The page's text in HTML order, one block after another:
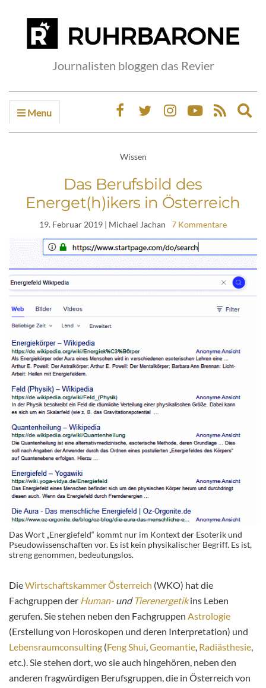
Journalisten bloggen das Revier
Menu
Wissen
Das Berufsbild des
Energet(h)ikers in Österreich
19. Februar 2019 | Michael Jachan 7 Kommentare
Das Wort „Energiefeld“ kommt nur im Kontext der Esoterik und
Pseudowissenschaften vor. Es ist kein physikalischer Begriff. Es ist,
streng genommen, bedeutungslos.
DieWirtschaftskammer Österreich (WKO) hat die
Fachgruppen der Human- und Tierenergetikins Leben
gerufen. Sie stehen neben den Fachgruppen Astrologie
(Erstellung von Horoskopen und deren Interpretation) und
Lebensraumconsulting (Feng Shui Geomantie Radiästhesie
etc.). Sie stehen dort, wo sie auch hingehören, neben den
anderen fragwürdigen Berufsgruppen, die in Österreich von